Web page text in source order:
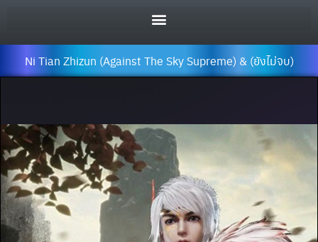
Ni Tian Zhizun (Against The Sky Supreme) & (ยังไม่จบ)